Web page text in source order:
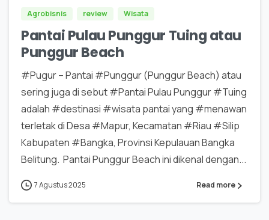
Agrobisnis review Wisata
Pantai Pulau Punggur Tuing atau
Punggur Beach
#Pugur – Pantai #Punggur (Punggur Beach) atau
sering juga di sebut #Pantai Pulau Punggur #Tuing
adalah #destinasi #wisata pantai yang #menawan
terletak di Desa #Mapur, Kecamatan #Riau #Silip
Kabupaten #Bangka, Provinsi Kepulauan Bangka
Belitung. Pantai Punggur Beach ini dikenal dengan...
7 Agustus 2025 Read more